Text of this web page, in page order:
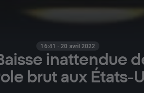
16:41 · 20 avril 2022
inattendue
brut aux États-